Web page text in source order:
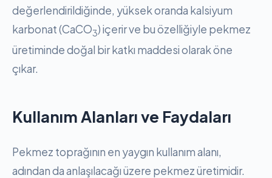
değerlendirildiğinde, yüksek oranda kalsiyum
karbonat (CaCO3) içerir ve bu özelliğiyle pekmez
üretiminde doğal bir katkı maddesi olarak öne
çıkar.
Kullanım Alanları ve Faydaları
Pekmez toprağının en yaygın kullanım alanı,
adından da anlaşılacağı üzere pekmez üretimidir.